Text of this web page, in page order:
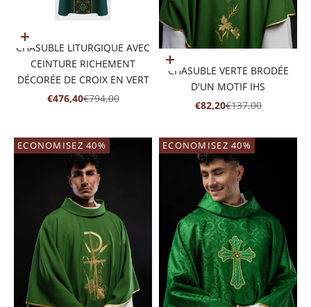
Ajouter au panier
CHASUBLE LITURGIQUE AVEC
CEINTURE RICHEMENT
DÉCORÉE DE CROIX EN VERT
PRIX DE VENTE
€476,40PRIX NORMAL
€794,00
Ajouter au panier
CHASUBLE VERTE BRODÉE
D'UN MOTIF IHS
PRIX DE VENTE
€82,20PRIX NORMAL
€137,00
ECONOMISEZ 40% ECONOMISEZ 40%